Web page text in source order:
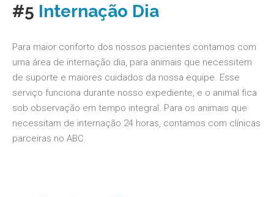
#5 Internação Dia
Para maior conforto dos nossos pacientes contamos com
uma área de internação dia, para animais que necessitem
de suporte e maiores cuidados da nossa equipe. Esse
serviço funciona durante nosso expediente, e o animal fica
sob observação em tempo integral. Para os animais que
necessitam de internação 24 horas, contamos com clínicas
parceiras no ABC.